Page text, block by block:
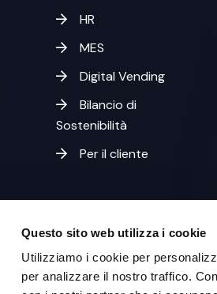
Questo sito web utilizza i cookie
Utilizziamo i cookie per
per analizzare il nostro traffico.
HR
MES
Digital Vending
Bilancio di
Sostenibilità
Per il cliente